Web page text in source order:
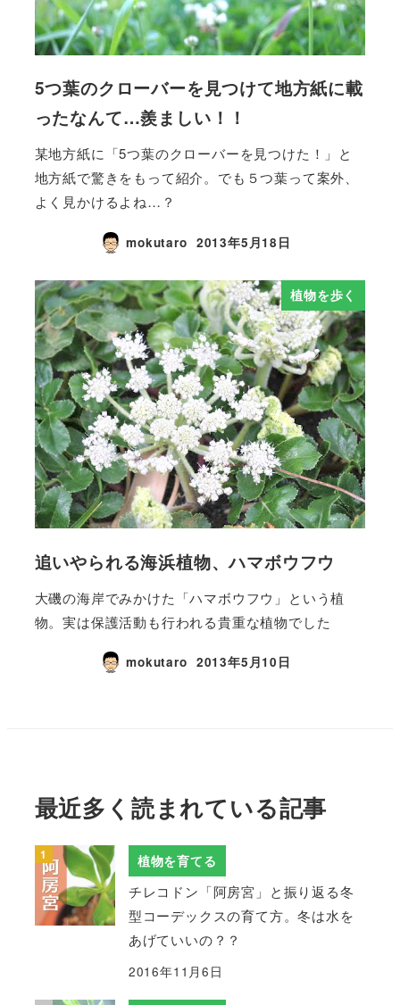
5つ葉のクローバーを見つけて地方紙に載
ったなんて…羨ましい！！
某地方紙に「5つ葉のクローバーを見つけた！」と
地方紙で驚きをもって紹介。でも５つ葉って案外、
よく見かけるよね…？
mokutaro 2013年5月18日
植物を歩く
追いやられる海浜植物、ハマボウフウ
大磯の海岸でみかけた「ハマボウフウ」という植
物。実は保護活動も行われる貴重な植物でした
mokutaro 2013年5月10日
最近多く読まれている記事
植物を育てる
チレコドン「阿房宮」と振り返る冬
型コーデックスの育て方。冬は水を
あげていいの？？
2016年11月6日